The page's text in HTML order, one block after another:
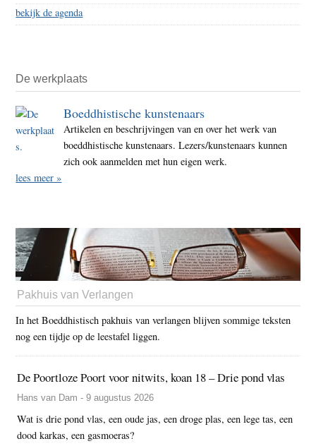
bekijk de agenda
De werkplaats
Boeddhistische kunstenaars
Artikelen en beschrijvingen van en over het werk van
boeddhistische kunstenaars. Lezers/kunstenaars kunnen
zich ook aanmelden met hun eigen werk.
lees meer »
Pakhuis van Verlangen
In het Boeddhistisch pakhuis van verlangen blijven sommige teksten
nog een tijdje op de leestafel liggen.
De Poortloze Poort voor nitwits, koan 18 – Drie pond vlas
Hans van Dam - 9 augustus 2026
Wat is drie pond vlas, een oude jas, een droge plas, een lege tas, een
dood karkas, een gasmoeras?